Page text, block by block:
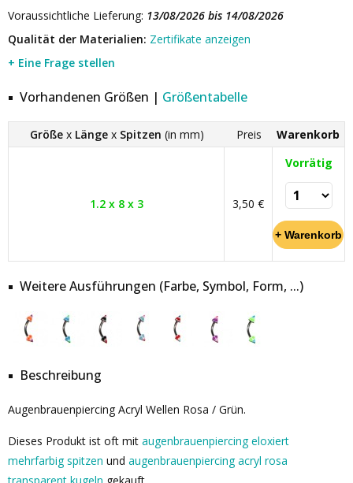
Voraussichtliche Lieferung: 13/08/2026 bis 14/08/2026
Qualität der Materialien: Zertifikate anzeigen
+ Eine Frage stellen
Vorhandenen Größen | Größentabelle
Größe x Länge x Spitzen (in mm) Preis Warenkorb
1.2 x 8 x 3 3,50 €
Vorrätig
Weitere Ausführungen (Farbe, Symbol, Form, ...)
Beschreibung
Augenbrauenpiercing Acryl Wellen Rosa / Grün.
Dieses Produkt ist oft mit augenbrauenpiercing eloxiert
mehrfarbig spitzen und augenbrauenpiercing acryl rosa